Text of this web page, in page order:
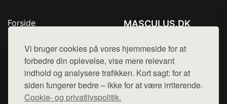
Vi bruger cookies på vores hjemmeside for at
forbedre din oplevelse, vise mere relevant
indhold og analysere trafikken. Kort sagt: for at
siden fungerer bedre – ikke for at være irriterende.
Cookie- og privatlivspolitik.
Forside
Top Rabatter
Kontakt
MASCULUS.DK
Mail: hej@want.dk
Cookie- og privatlivspolitik